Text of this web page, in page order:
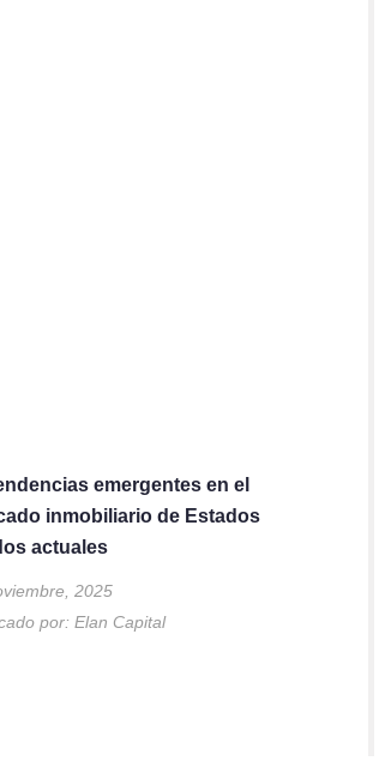
emergentes en el
inmobiliario de Estados
actuales
2025
por: Elan Capital